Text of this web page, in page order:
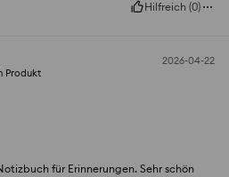
Hilfreich (0)
2026-04-22
Produkt
für Erinnerungen. Sehr schön